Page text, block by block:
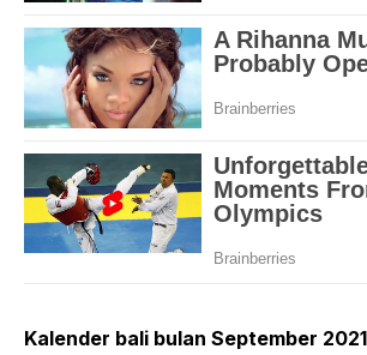
Kalender bali bulan September 2021